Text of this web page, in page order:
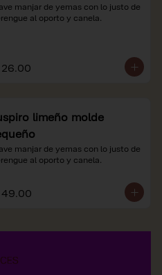
manjar de yemas con lo justo de
al oporto y canela.
26.00
limeño molde
manjar de yemas con lo justo de
al oporto y canela.
precios están expresados en
e incluyen impuestos de ley y
49.00